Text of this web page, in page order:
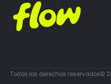
Todos los derechos reservados©